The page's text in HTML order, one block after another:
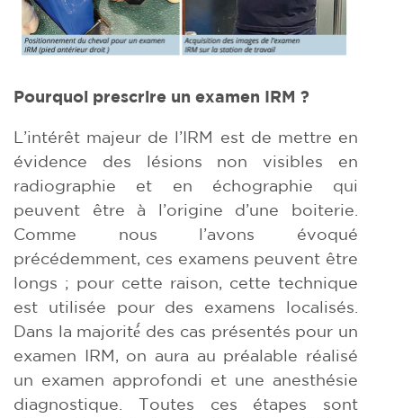
Pourquoi prescrire un examen IRM ?
L’intérêt majeur de l’IRM est de mettre en
évidence des lésions non visibles en
radiographie et en échographie qui
peuvent être à l’origine d’une boiterie.
Comme nous l’avons évoqué
précédemment, ces examens peuvent être
longs ; pour cette raison, cette technique
est utilisée pour des examens localisés.
Dans la majorité́ des cas présentés pour un
examen IRM, on aura au préalable réalisé
un examen approfondi et une anesthésie
diagnostique. Toutes ces étapes sont